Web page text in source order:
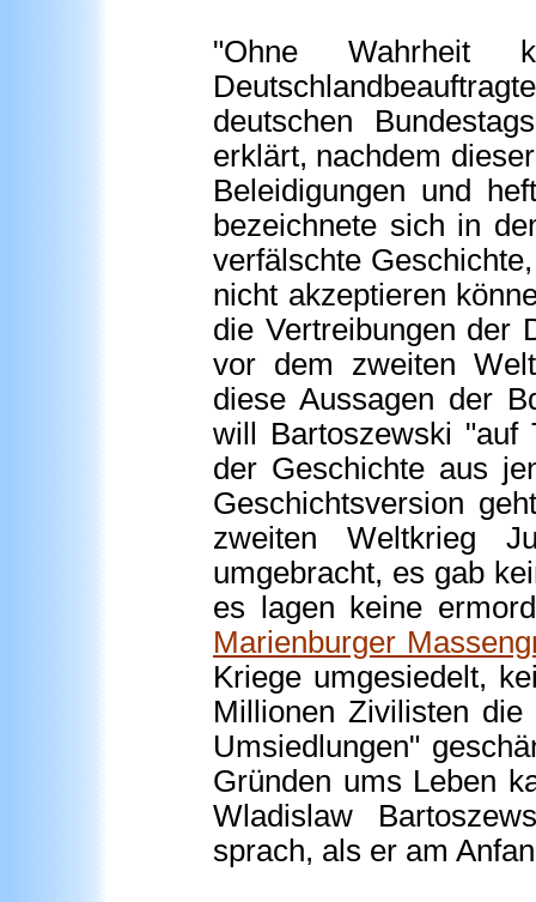
"Ohne Wahrheit
deutschen
erklärt, nachdem
Beleidigungen und
bezeichnete sich in
verfälschte
nicht akzeptieren
die Vertreibungen der
vor dem zweiten
diese Aussagen der
will Bartoszewski "auf
der Geschichte aus
Geschichtsversion
zweiten Weltkrieg
umgebracht, es gab
es lagen keine
Marienburger
Kriege umgesiedelt,
Millionen Zivilisten
Umsiedlungen"
Gründen ums Leben
Wladislaw
sprach, als er am